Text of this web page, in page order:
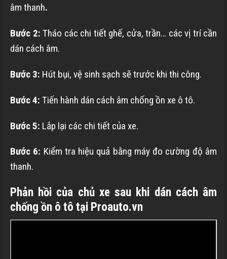
âm thanh.
Bước 2: Tháo các chi tiết ghế, cửa, trần… các vị trí cần
dán cách âm.
Bước 3: Hút bụi, vệ sinh sạch sẽ trước khi thi công.
Bước 4: Tiến hành dán cách âm chống ồn xe ô tô.
Bước 5: Lắp lại các chi tiết của xe.
Bước 6: Kiểm tra hiệu quả bằng máy đo cường độ âm
thanh.
Phản hồi của chủ xe sau khi dán cách âm
chống ồn ô tô tại Proauto.vn